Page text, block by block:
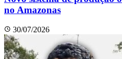
no Amazonas
30/07/2026